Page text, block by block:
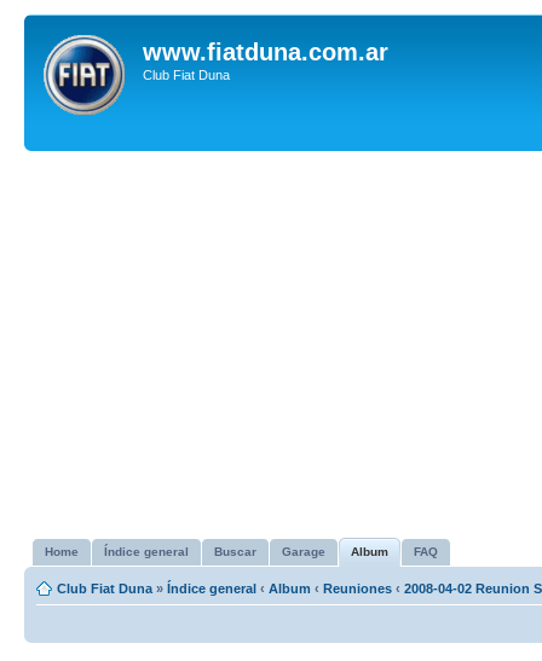
www.fiatduna.com.ar
Club Fiat Duna
Home Índice general Buscar Garage Album FAQ
Club Fiat Duna » Índice general ‹ Album ‹ Reuniones ‹ 2008-04-02 Reunion